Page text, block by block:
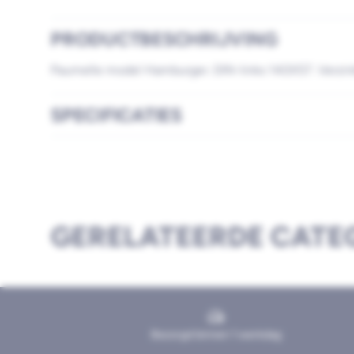
PRODUCTBESCHRIJVING
Paumelle model Hamburger. DIN-links 140X57.
SPECIFICATIES
GERELATEERDE